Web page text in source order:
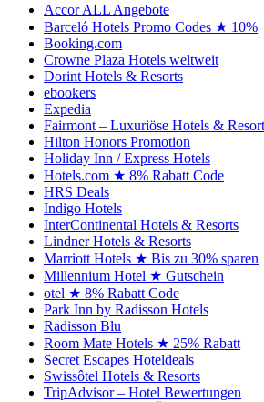
Accor ALL Angebote
Barceló Hotels Promo Codes ★ 10%
Booking.com
Crowne Plaza Hotels weltweit
Dorint Hotels & Resorts
ebookers
Expedia
Fairmont – Luxuriöse Hotels &
Hilton Honors Promotion
Holiday Inn / Express Hotels
Hotels.com ★ 8% Rabatt Code
HRS Deals
Indigo Hotels
InterContinental Hotels & Resorts
Lindner Hotels & Resorts
Marriott Hotels ★ Bis zu 30% sparen
Millennium Hotel ★ Gutschein
otel ★ 8% Rabatt Code
Park Inn by Radisson Hotels
Radisson Blu
Room Mate Hotels ★ 25% Rabatt
Secret Escapes Hoteldeals
Swissôtel Hotels & Resorts
TripAdvisor – Hotel Bewertungen